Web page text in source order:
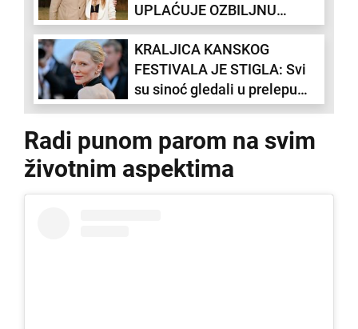
UPLAĆUJE OZBILJNU
CIFRU: Alimentacija i više
nego dovoljna za život na
visokoj nozi
KRALJICA KANSKOG
FESTIVALA JE STIGLA: Svi
su sinoć gledali u prelepu
glumicu u kreaciji koju samo
ONA može da iznese (FOTO)
Radi punom parom na svim
životnim aspektima